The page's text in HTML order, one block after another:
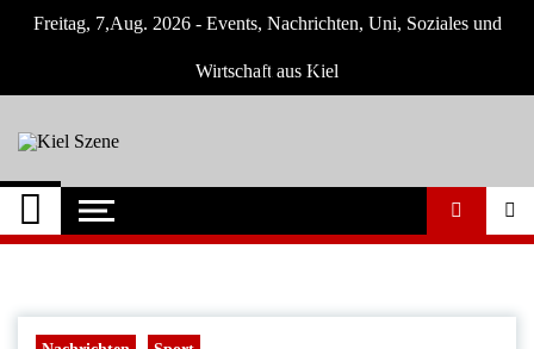
Freitag, 7,Aug. 2026 - Events, Nachrichten, Uni, Soziales und
Wirtschaft aus Kiel
Kiel Szene
Neuigkeiten und Nachrichten aus Kiel und
Umgebung